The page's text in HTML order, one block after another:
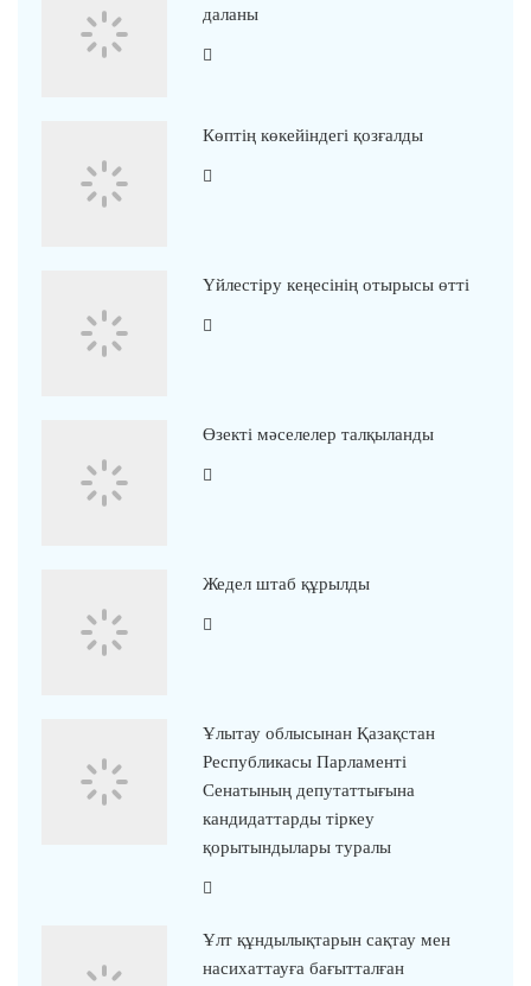
даланы
Көптің көкейіндегі қозғалды
Үйлестіру кеңесінің отырысы өтті
Өзекті мәселелер талқыланды
Жедел штаб құрылды
Ұлытау облысынан Қазақстан
Республикасы Парламенті
Сенатының депутаттығына
кандидаттарды тіркеу
қорытындылары туралы
Ұлт құндылықтарын сақтау мен
насихаттауға бағытталған